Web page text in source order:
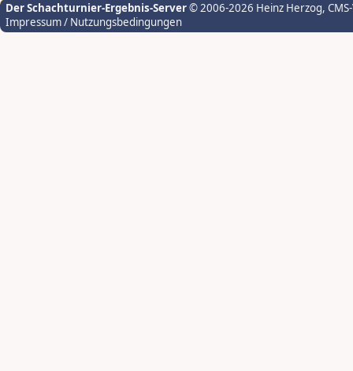
Der Schachturnier-Ergebnis-Server© 2006-2026 Heinz Herzog,
Impressum / Nutzungsbedingungen